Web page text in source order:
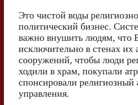
Это чистой воды
политический бизнес.
важно внушить людям, что
исключительно в стенах их
сооружений, чтобы люди
ходили в храм, покупали
спонсировали религиозный
управления.